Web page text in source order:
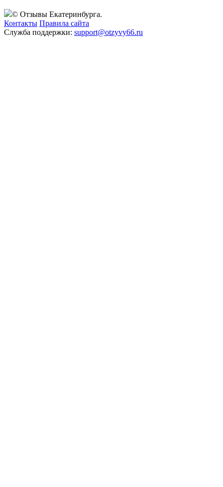
© Отзывы Екатеринбурга.
Контакты Правила сайта
Служба поддержки: support@otzyvy66.ru